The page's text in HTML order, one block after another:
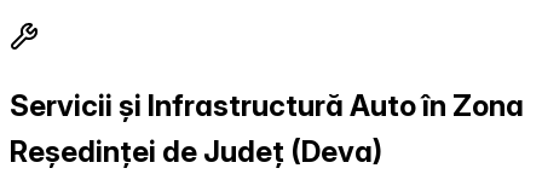
Servicii și Infrastructură Auto în Zona
Reședinței de Județ (Deva)